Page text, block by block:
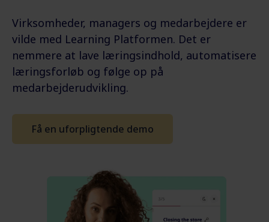
Virksomheder, managers og medarbejdere er
vilde med Learning Platformen. Det er
nemmere at lave læringsindhold, automatisere
læringsforløb og følge op på
medarbejderudvikling.
Få en uforpligtende demo